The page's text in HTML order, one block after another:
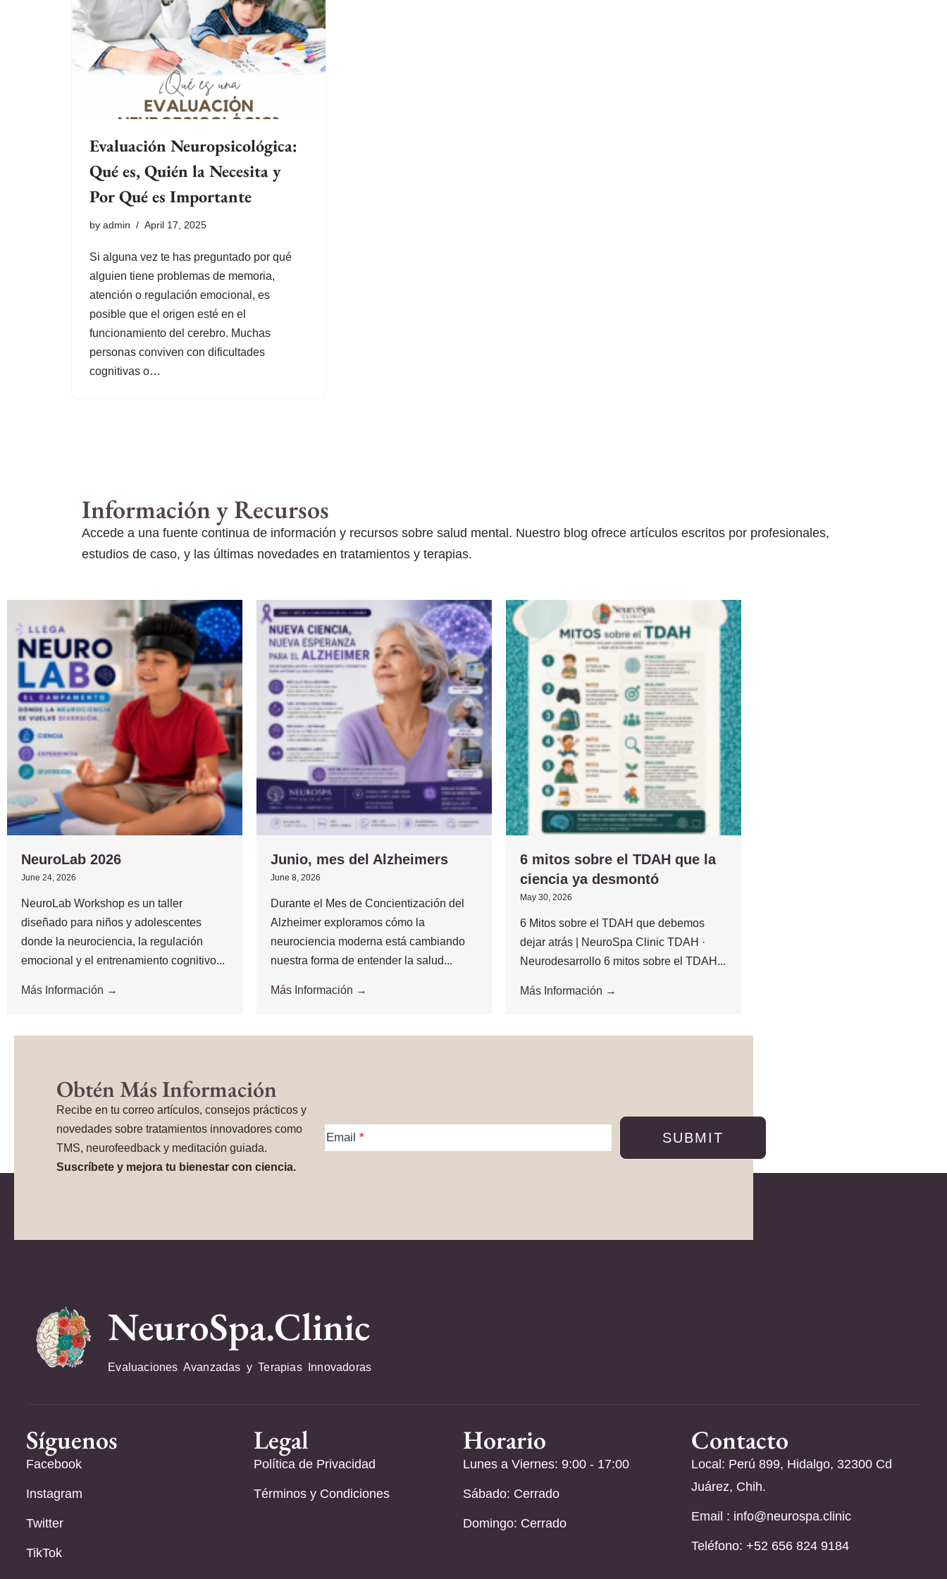
Evaluación Neuropsicológica:
Qué es, Quién la Necesita y
Por Qué es Importante
by admin April 17, 2025
Si alguna vez te has preguntado por qué
alguien tiene problemas de memoria,
atención o regulación emocional, es
posible que el origen esté en el
funcionamiento del cerebro. Muchas
personas conviven con dificultades
cognitivas o…
Información y Recursos
Accede a una fuente continua de información y recursos sobre salud mental. Nuestro blog ofrece artículos escritos por profesionales,
estudios de caso, y las últimas novedades en tratamientos y terapias.
NeuroLab 2026
June 24, 2026
NeuroLab Workshop es un taller
diseñado para niños y adolescentes
donde la neurociencia, la regulación
emocional y el entrenamiento cognitivo...
Más Información →
Junio, mes del Alzheimers
June 8, 2026
Durante el Mes de Concientización del
Alzheimer exploramos cómo la
neurociencia moderna está cambiando
nuestra forma de entender la salud...
Más Información →
6 mitos sobre el TDAH que la
ciencia ya desmontó
May 30, 2026
6 Mitos sobre el TDAH que debemos
dejar atrás | NeuroSpa Clinic TDAH ·
Neurodesarrollo 6 mitos sobre el TDAH...
Más Información →
Obtén Más Información
Recibe en tu correo artículos, consejos prácticos y
novedades sobre tratamientos innovadores como
TMS, neurofeedback y meditación guiada.
Suscríbete y mejora tu bienestar con ciencia.
Information
Email* SUBMIT
NeuroSpa.Clinic
Evaluaciones Avanzadas y Terapias Innovadoras
Síguenos
Facebook
Instagram
Twitter
TikTok
Legal
Política de Privacidad
Términos y Condiciones
Horario
Lunes a Viernes: 9:00 - 17:00
Sábado: Cerrado
Domingo: Cerrado
Contacto
Local: Perú 899, Hidalgo, 32300 Cd
Juárez, Chih.
Email : info@neurospa.clinic
Teléfono: ‪+52 656 824 9184‬